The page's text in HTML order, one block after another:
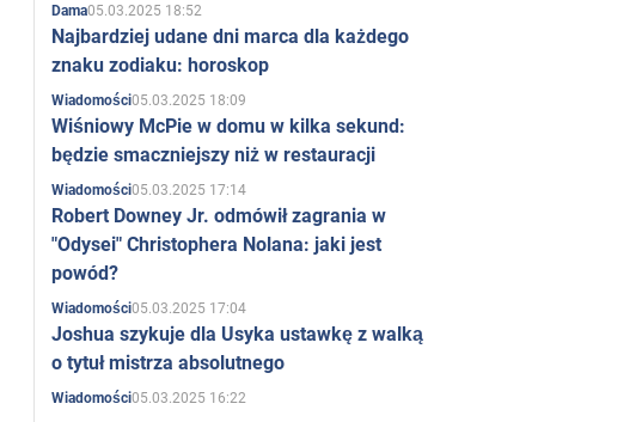
Dama05.03.2025 18:52
Najbardziej udane dni marca dla każdego
znaku zodiaku: horoskop
Wiadomości05.03.2025 18:09
Wiśniowy McPie w domu w kilka sekund:
będzie smaczniejszy niż w restauracji
Wiadomości05.03.2025 17:14
Robert Downey Jr. odmówił zagrania w
"Odysei" Christophera Nolana: jaki jest
powód?
Wiadomości05.03.2025 17:04
Joshua szykuje dla Usyka ustawkę z walką
o tytuł mistrza absolutnego
Wiadomości05.03.2025 16:22